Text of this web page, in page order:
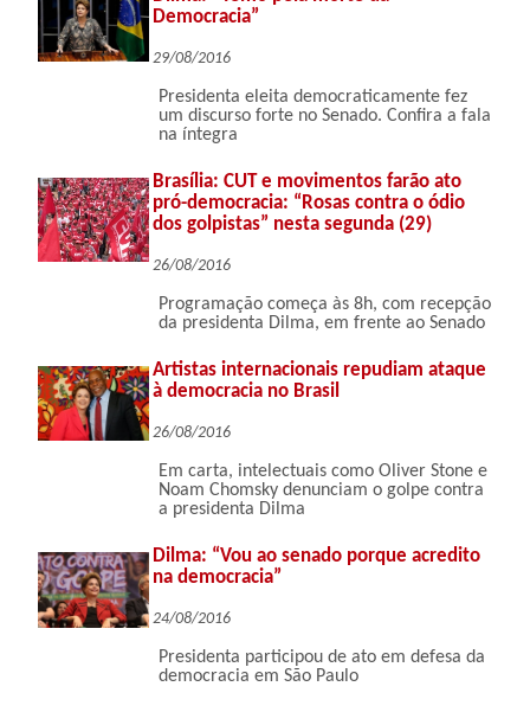
Democracia”
29/08/2016
Presidenta eleita democraticamente fez
um discurso forte no Senado. Confira a fala
na íntegra
Brasília: CUT e movimentos farão ato
pró-democracia: “Rosas contra o ódio
dos golpistas” nesta segunda (29)
26/08/2016
Programação começa às 8h, com recepção
da presidenta Dilma, em frente ao Senado
Artistas internacionais repudiam ataque
à democracia no Brasil
26/08/2016
Em carta, intelectuais como Oliver Stone e
Noam Chomsky denunciam o golpe contra
a presidenta Dilma
Dilma: “Vou ao senado porque acredito
na democracia”
24/08/2016
Presidenta participou de ato em defesa da
democracia em São Paulo